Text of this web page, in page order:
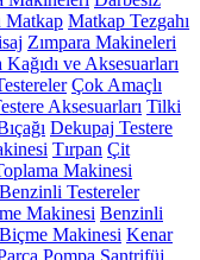
Matkap Matkap Tezgahı
Zımpara Makineleri
Kağıdı ve Aksesuarları
Çok Amaçlı
Aksesuarları Tilki
Dekupaj Testere
Tırpan Çit
Makinesi
Benzinli Testereler
Makinesi Benzinli
Makinesi Kenar
Pompa Santrifüj